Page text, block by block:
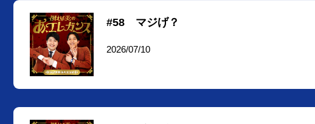
#58 マジげ？
2026/07/10